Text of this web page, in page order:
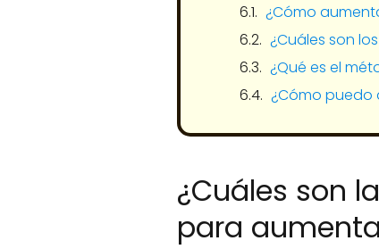
¿Cómo
¿Cuáles son
¿Qué es el
¿Cómo puedo
¿Cuáles son
para